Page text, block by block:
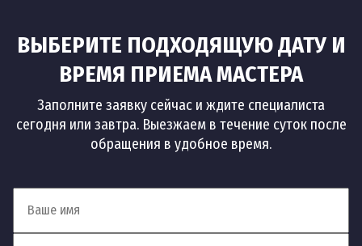
ВЫБЕРИТЕ ПОДХОДЯЩУЮ ДАТУ И
ВРЕМЯ ПРИЕМА МАСТЕРА
Заполните заявку сейчас и ждите специалиста
сегодня или завтра. Выезжаем в течение суток после
обращения в удобное время.